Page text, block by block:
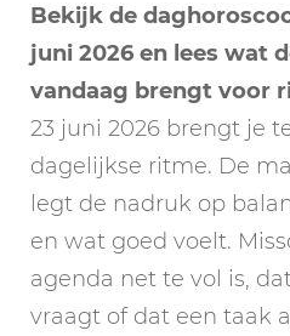
Bekijk de
juni 2026 en lees wat
vandaag brengt voor
23 juni 2026 brengt je
dagelijkse ritme. De
legt de nadruk op
en wat goed voelt.
agenda net te vol is,
vraagt of dat een taak